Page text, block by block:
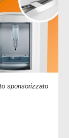
sponsorizzato